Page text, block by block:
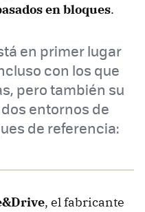
en bloques.
en primer lugar
con los que
pero también su
entornos de
de referencia:
, el fabricante